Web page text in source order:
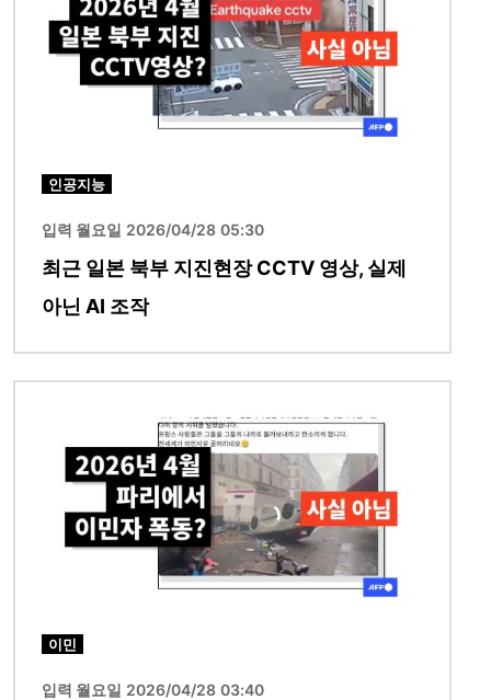
인공지능
입력 월요일 2026/04/28 05:30
최근 일본 북부 지진현장 CCTV 영상, 실제
아닌 AI 조작
이민
입력 월요일 2026/04/28 03:40